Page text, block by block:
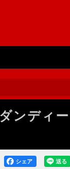
ンディー
送る
シェア